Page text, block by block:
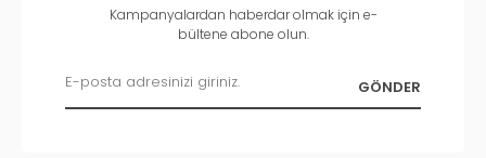
Kampanyalardan haberdar olmak için e-
bültene abone olun.